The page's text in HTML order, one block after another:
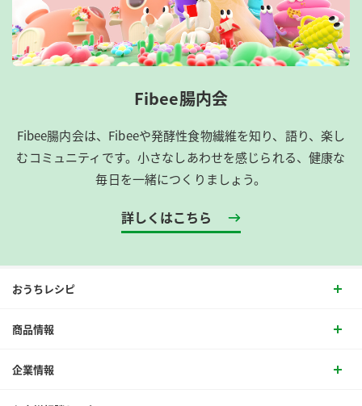
Fibee腸内会
Fibee腸内会は、​Fibeeや発酵性食物繊維を知り、語り、楽し
むコミュニティです。​小さなしあわせを感じられる、健康な
毎日を一緒につくりましょう。
詳しくはこちら
おうちレシピ
商品情報
企業情報